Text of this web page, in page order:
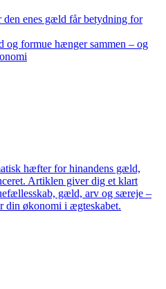
enes gæld får betydning for
formue hænger sammen – og
hæfter for hinandens gæld,
Artiklen giver dig et klart
gæld, arv og særeje –
din økonomi i ægteskabet.